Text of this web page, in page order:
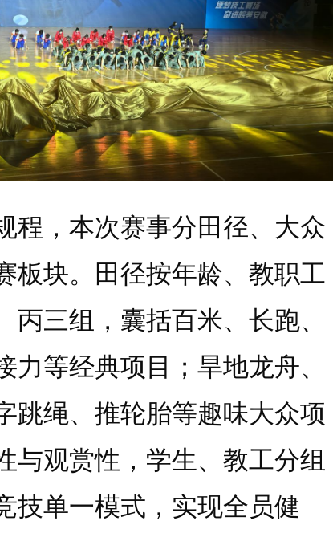
，本次赛事分田径、大众
板块。田径按年龄、教职工
丙三组，囊括百米、长跑、
力等经典项目；旱地龙舟、
跳绳、推轮胎等趣味大众项
与观赏性，学生、教工分组
技单一模式，实现全员健